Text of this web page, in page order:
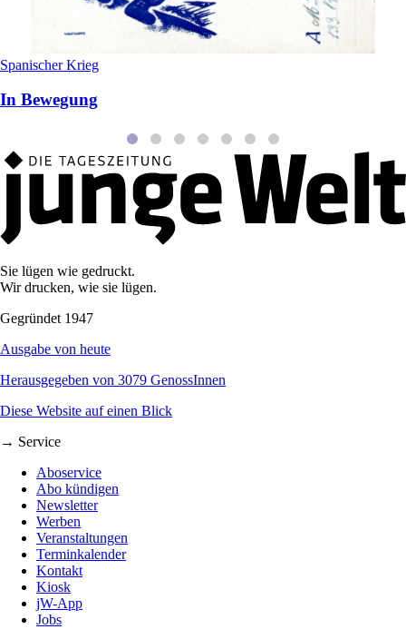
Spanischer Krieg
In Bewegung
Sie lügen wie gedruckt.
Wir drucken, wie sie lügen.
Gegründet 1947
Ausgabe von heute
Herausgegeben von 3079 GenossInnen
Diese Website auf einen Blick
→ Service
Aboservice
Abo kündigen
Newsletter
Werben
Veranstaltungen
Terminkalender
Kontakt
Kiosk
jW-App
Jobs